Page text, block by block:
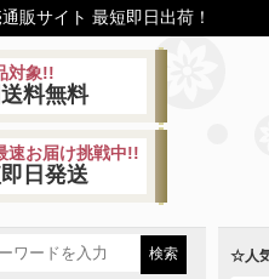
販サイト 最短即日出荷！
対象!!
料無料
速お届け挑戦中!!
日発送
☆人